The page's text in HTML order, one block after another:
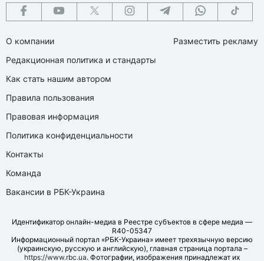
О компании
Редакционная политика и стандарты
Как стать нашим автором
Правила пользования
Правовая информация
Политика конфиденциальности
Контакты
Команда
Вакансии в РБК-Украина
Разместить рекламу
Идентификатор онлайн-медиа в Реестре субъектов в сфере медиа —
R40-05347
Информационный портал «РБК-Украина» имеет трехязычную версию
(украинскую, русскую и английскую), главная страница портала –
https://www.rbc.ua. Фотографии, изображения принадлежат их